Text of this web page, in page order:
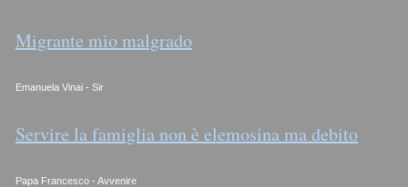
Migrante mio malgrado
Emanuela Vinai - Sir
Servire la famiglia non è elemosina ma debito
Papa Francesco - Avvenire